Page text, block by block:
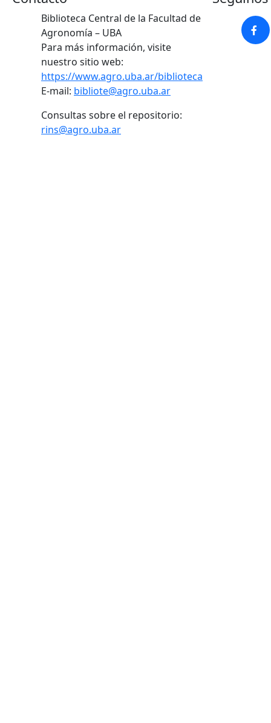
Biblioteca Central de la Facultad de
Agronomía – UBA
Para más información, visite
nuestro sitio web:
https://www.agro.uba.ar/biblioteca
E-mail: bibliote@agro.uba.ar
Consultas sobre el repositorio:
rins@agro.uba.ar